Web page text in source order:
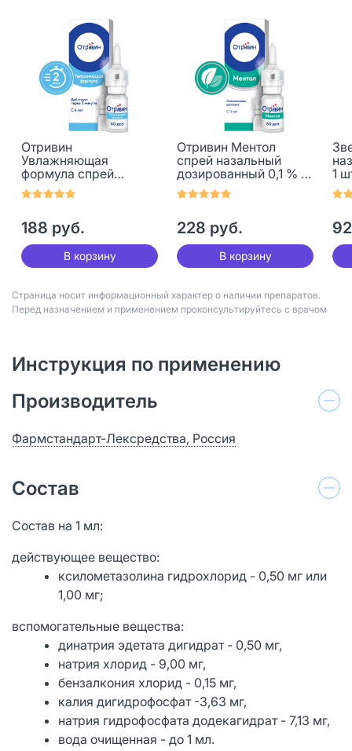
Отривин
Увлажняющая
формула спрей
назальный 0,1 % 10 мл
1 шт
188 руб.
В корзину
Отривин Ментол
спрей назальный
дозированный 0,1 % 10
мл 1 шт
228 руб.
В корзину
1
Страница носит информационный характер о наличии препаратов.
Перед назначением и применением проконсультируйтесь с врачом
Инструкция по применению
Производитель
Фармстандарт-Лексредства, Россия
Состав
Состав на 1 мл:
действующее вещество:
ксилометазолина гидрохлорид - 0,50 мг или
1,00 мг;
вспомогательные вещества:
динатрия эдетата дигидрат - 0,50 мг,
натрия хлорид - 9,00 мг,
бензалкония хлорид - 0,15 мг,
калия дигидрофосфат -3,63 мг,
натрия гидрофосфата додекагидрат - 7,13 мг,
вода очищенная - до 1 мл.